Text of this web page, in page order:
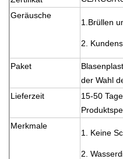
Geräusche
1. Brüllen
2.
Paket
der Wahl
Lieferzeit
15-50
Merkmale
1. Keine
2.